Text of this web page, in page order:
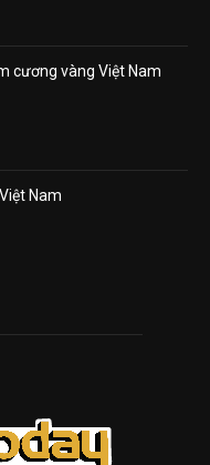
cương vàng Việt Nam
Nam